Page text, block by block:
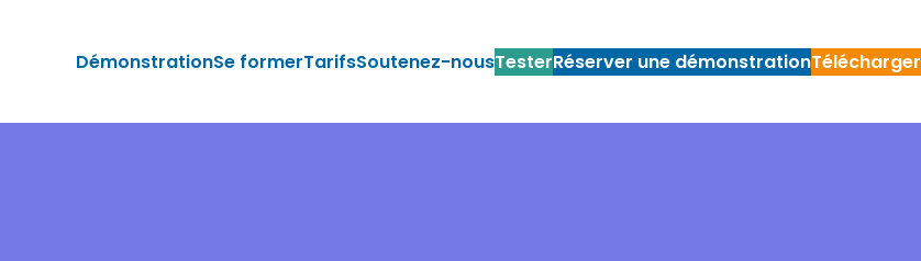
DémonstrationSe formerTarifsSoutenez-nousTesterRéserver une démonstrationTélécharger